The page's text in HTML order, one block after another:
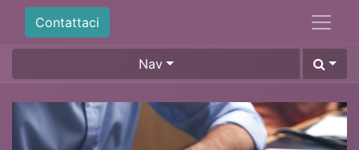
Contattaci
Nav